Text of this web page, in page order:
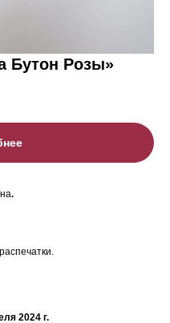
Бутон Розы»
.
2024 г.